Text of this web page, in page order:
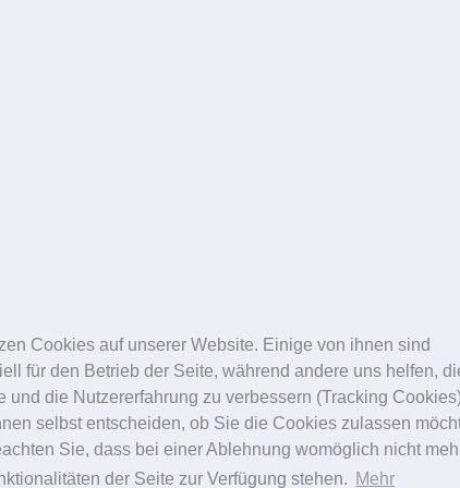
Cookies auf unserer Website. Einige von ihnen sind
für den Betrieb der Seite, während andere uns helfen,
und die Nutzererfahrung zu verbessern (Tracking
selbst entscheiden, ob Sie die Cookies zulassen
Sie, dass bei einer Ablehnung womöglich nicht
der Seite zur Verfügung stehen. Mehr